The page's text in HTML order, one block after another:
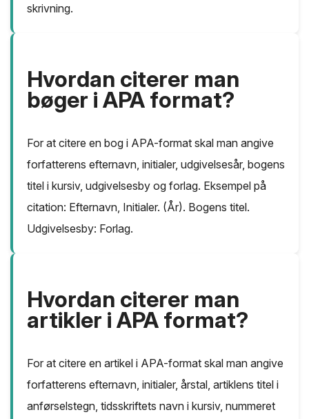
skrivning.
Hvordan citerer man
bøger i APA format?
For at citere en bog i APA-format skal man angive
forfatterens efternavn, initialer, udgivelsesår, bogens
titel i kursiv, udgivelsesby og forlag. Eksempel på
citation: Efternavn, Initialer. (År). Bogens titel.
Udgivelsesby: Forlag.
Hvordan citerer man
artikler i APA format?
For at citere en artikel i APA-format skal man angive
forfatterens efternavn, initialer, årstal, artiklens titel i
anførselstegn, tidsskriftets navn i kursiv, nummeret